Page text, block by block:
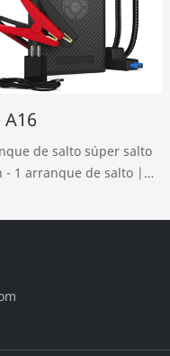
A16
de salto súper salto
- 1 arranque de salto |
| fuente de